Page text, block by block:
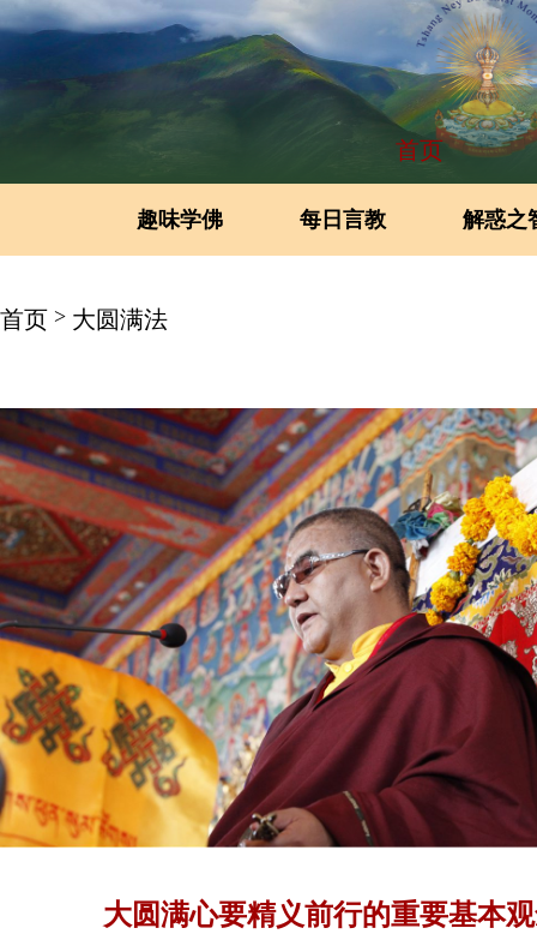
首页
趣味学佛 每日言教 解惑之
首页 > 大圆满法
大圆满心要精义前行的重要基本